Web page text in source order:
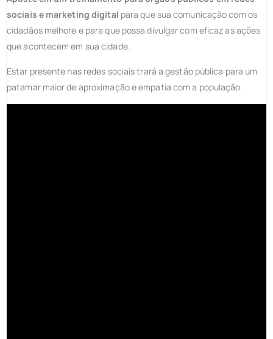
sociais e marketing digital para que sua comunicação com os
cidadãos melhore e para que possa divulgar com eficaz as ações
que acontecem em sua cidade.
Estar presente nas redes sociais trará a gestão pública para um
patamar maior de aproximação e empatia com a população.